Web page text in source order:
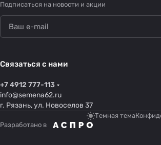
Подписаться на новости и акции
Связаться с нами
+7 4912 777-113
info@semena62.ru
г. Рязань, ул. Новоселов 37
Темная тема
Разработано в